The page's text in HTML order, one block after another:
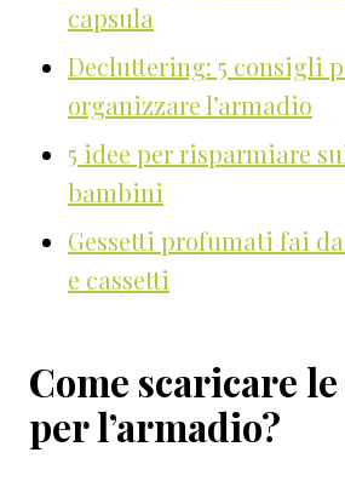
capsula
Decluttering: 5 consigli
organizzare l’armadio
5 idee per risparmiare
bambini
Gessetti profumati fai
e cassetti
Come scaricare
per l’armadio?